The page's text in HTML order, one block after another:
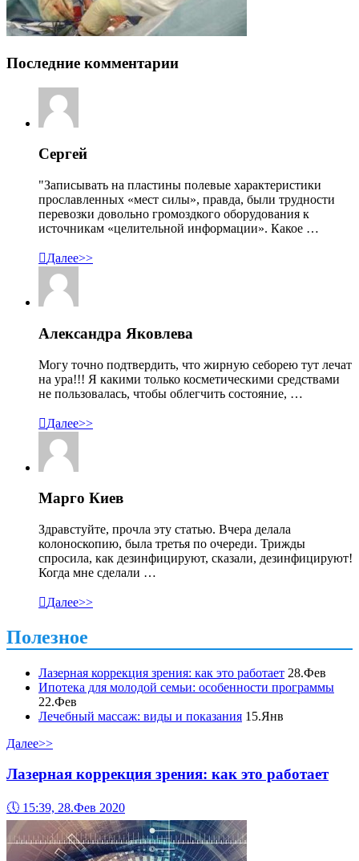
Последние комментарии
Сергей
"Записывать на пластины полевые характеристики
прославленных «мест силы», правда, были трудности
перевозки довольно громоздкого оборудования к
источникам «целительной информации». Какое …
Далее>>
Александра Яковлева
Могу точно подтвердить, что жирную себорею тут лечат
на ура!!! Я какими только косметическими средствами
не пользовалась, чтобы облегчить состояние, …
Далее>>
Марго Киев
Здравстуйте, прочла эту статью. Вчера делала
колоноскопию, была третья по очереди. Трижды
спросила, как дезинфицируют, сказали, дезинфицируют!
Когда мне сделали …
Далее>>
Полезное
Лазерная коррекция зрения: как это работает 28.Фев
Ипотека для молодой семьи: особенности программы
22.Фев
Лечебный массаж: виды и показания 15.Янв
Далее>>
Лазерная коррекция зрения: как это работает
🕔 15:39, 28.Фев 2020